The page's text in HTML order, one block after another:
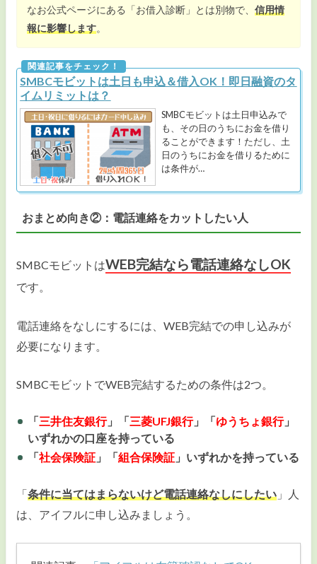
なお公式ページにある「お借入診断」とは別物で、信用情
報に影響します。
SMBCモビットは土日も申込＆借入OK！即日融資のタ
イムリミットは？
SMBCモビットは土日申込みで
も、その日のうちにお金を借り
ることができます！ただし、土
日のうちにお金を借りるために
は条件が…
おまとめ向き②：電話連絡をカットしたい人
SMBCモビットはWEB完結なら電話連絡なしOK
です。
電話連絡をなしにするには、WEB完結での申し込みが
必要になります。
SMBCモビットでWEB完結するための条件は2つ。
「三井住友銀行」「三菱UFJ銀行」「ゆうちょ銀行」
いずれかの口座を持っている
「社会保険証 」「組合保険証 」いずれかを持っている
「条件に当てはまらないけど電話連絡なしにしたい 」人
は、アイフルに申し込みましょう。